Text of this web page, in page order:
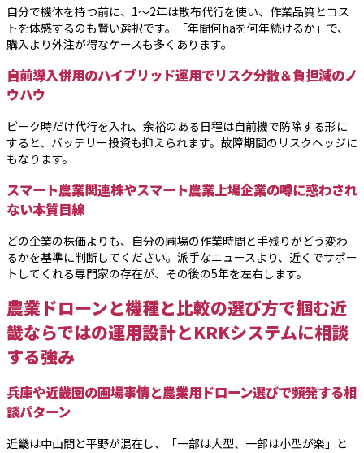
自分で機体を持つ前に、1〜2年は散布代行を使い、作業品質とコス
トを体感するのも賢い選択です。「年間何haを何年続けるか」で、
購入より外注が得なケースも多くあります。
自前導入併用のハイブリッド運用でリスク分散＆負担減のノ
ウハウ
ピーク時だけ代行を入れ、余裕のある日程は自前機で防除する形に
すると、バッテリー投資も抑えられます。故障期間のリスクヘッジに
もなります。
スマート農業関連株やスマート農業上場企業の噂に惑わされ
ない本質目線
どの企業の株価よりも、自分の圃場の作業時間と手残りがどう変わ
るかを基準に判断してください。派手なニュースより、近くでサポー
トしてくれる専門家の存在が、その後の5年を左右します。
農業ドローンと機種と比較の選び方で掴む近
畿ならではの運用設計とKRKシステムに相談
する強み
兵庫や近畿圏の圃場事情と農業用ドローン選びで頻発する相
談パターン
近畿は中山間と平野が混在し、「一部は大型、一部は小型が楽」と